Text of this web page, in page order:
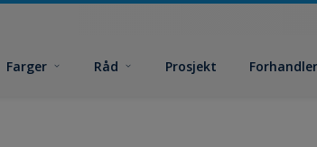
Farger Råd Prosjekt Forhandler